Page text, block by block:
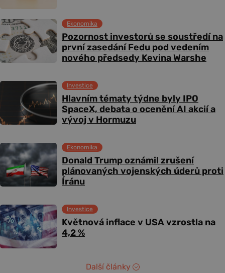
Pozornost investorů se soustředí na
první zasedání Fedu pod vedením
nového předsedy Kevina Warshe
Ekonomika
Hlavním tématy týdne byly IPO
SpaceX, debata o ocenění AI akcií a
vývoj v Hormuzu
Investice
Donald Trump oznámil zrušení
plánovaných vojenských úderů proti
Íránu
Ekonomika
Květnová inflace v USA vzrostla na
4,2 %
Investice
Další články